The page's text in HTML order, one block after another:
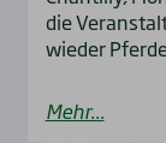
die
wieder
Mehr...